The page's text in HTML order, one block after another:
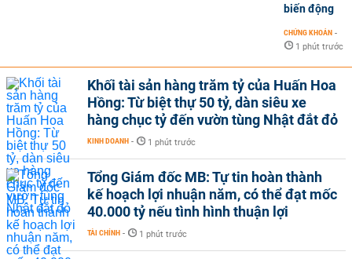
biến động
CHỨNG KHOÁN -
1 phút trước
Khối tài sản hàng trăm tỷ của Huấn Hoa
Hồng: Từ biệt thự 50 tỷ, dàn siêu xe
hàng chục tỷ đến vườn tùng Nhật đắt đỏ
KINH DOANH - 1 phút trước
Tổng Giám đốc MB: Tự tin hoàn thành
kế hoạch lợi nhuận năm, có thể đạt mốc
40.000 tỷ nếu tình hình thuận lợi
TÀI CHÍNH - 1 phút trước